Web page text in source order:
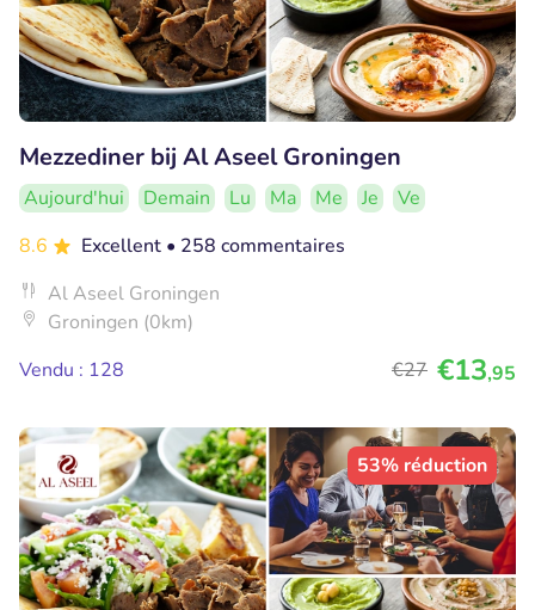
Mezzediner bij Al Aseel Groningen
Aujourd'hui Demain Lu Ma Me Je
Ve
8.6
Excellent • 258 commentaires
Al Aseel Groningen
Groningen (0km)
Vendu : 128
€27 €13,95
53% réduction